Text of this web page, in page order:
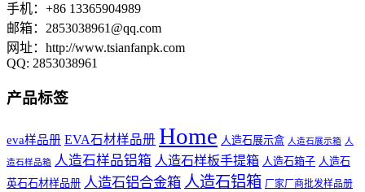
手机：+86 13365904989
邮箱： 2853038961@qq.com
网址：http://www.tsianfanpk.com
QQ: 2853038961
产品标签
eva样品册 EVA石材样品册 Home 人造石展示盒 人造石展示箱 人
造石样品箱 人造石样品铝箱 人造石样板手提箱 人造石箱子 人造石
英石石材样品册 人造石铝合金箱 人造石铝箱 厂家厂商批发样品册